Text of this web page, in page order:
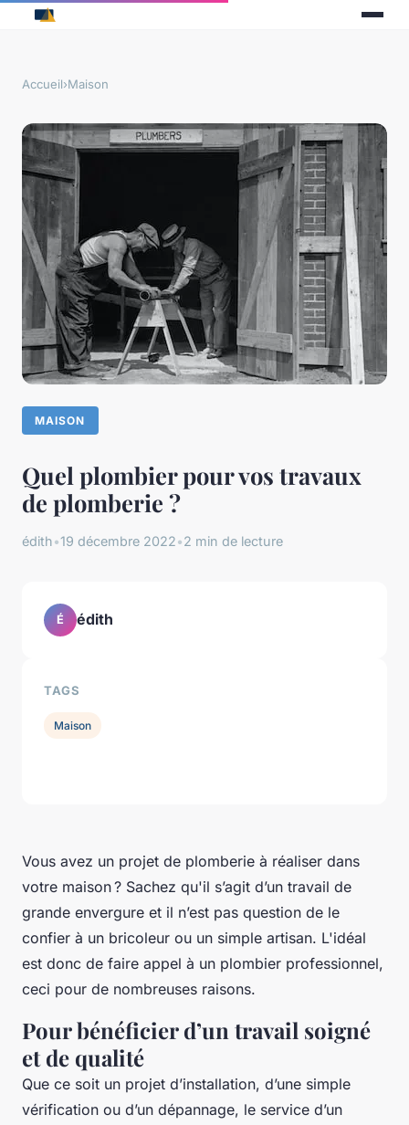
Accueil›Maison
MAISON
Quel plombier pour vos travaux
de plomberie ?
édith•19 décembre 2022•2 min de lecture
Vous avez un projet de plomberie à réaliser dans
votre maison ? Sachez qu'il s’agit d’un travail de
grande envergure et il n’est pas question de le
confier à un bricoleur ou un simple artisan. L'idéal
est donc de faire appel à un plombier professionnel,
ceci pour de nombreuses raisons.
Pour bénéficier d’un travail soigné
et de qualité
Que ce soit un projet d’installation, d’une simple
vérification ou d’un dépannage, le service d’un
É édith
TAGS
Maison